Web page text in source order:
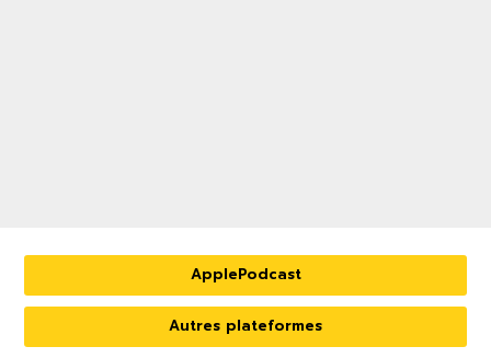
ApplePodcast
Autres plateformes